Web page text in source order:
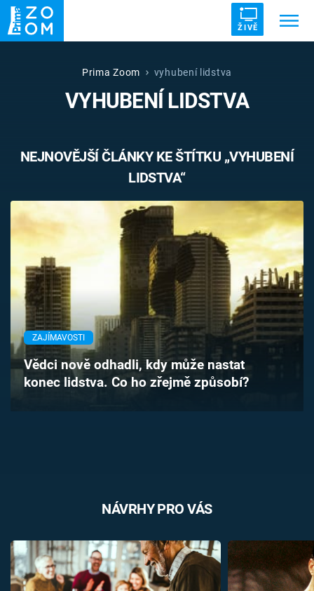
ŽIVĚ
ZRÁDCI UFO DRUHÁ SVĚTOVÁ VÁLKA
VETŘELCI DÁVNOVĚKU
Témata
Pořady
TV Program
Časopis
Sledujte prima+
Prima Zoom vyhubení lidstva
VYHUBENÍ LIDSTVA
NEJNOVĚJŠÍ ČLÁNKY KE ŠTÍTKU „VYHUBENÍ
LIDSTVA“
ZAJÍMAVOSTI
Vědci nově odhadli, kdy může nastat
konec lidstva. Co ho zřejmě způsobí?
NÁVRHY PRO VÁS